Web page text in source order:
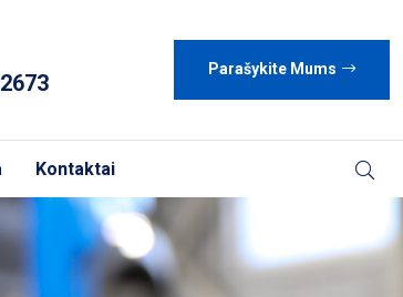
Parašykite Mums
Kontaktai